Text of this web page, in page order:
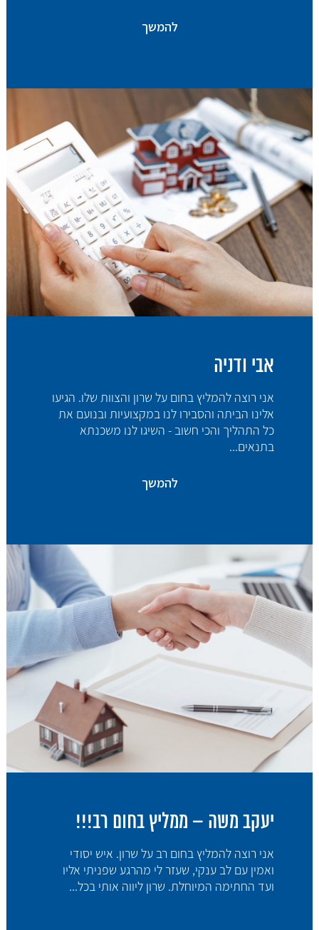
להמשך
אבי ודניה
אני רוצה להמליץ בחום על שרון והצוות שלו. הגיעו
אלינו הביתה והסבירו לנו במקצועיות ובנועם את
כל התהליך והכי חשוב - השיגו לנו משכנתא
בתנאים...
להמשך
יעקב משה – ממליץ בחום רב!!!
אני רוצה להמליץ בחום רב על שרון. איש יסודי
ואמין עם לב ענקי, שעזר לי מהרגע שפניתי אליו
ועד החתימה המיוחלת. שרון ליווה אותי בכל...